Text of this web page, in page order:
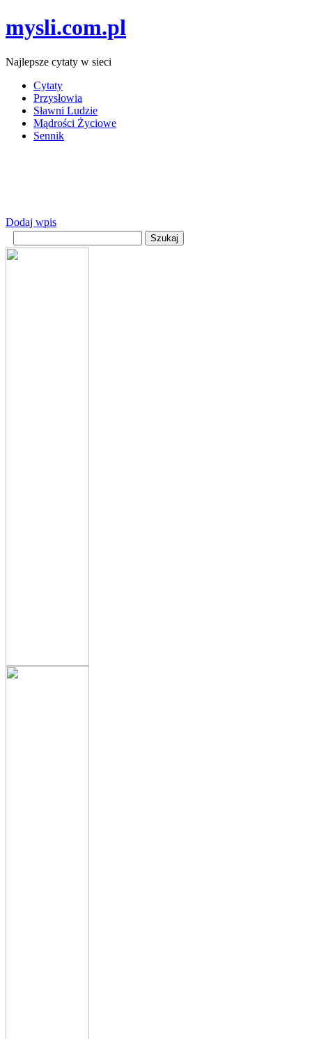
mysli.com.pl
Najlepsze cytaty w sieci
Cytaty
Przysłowia
Sławni Ludzie
Mądrości Życiowe
Sennik
Dodaj wpis